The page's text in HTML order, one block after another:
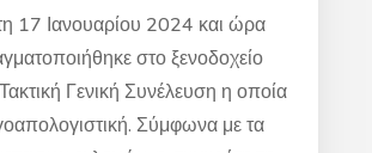
17 Ιανουαρίου 2024 και ώρα
στο ξενοδοχείο
Γενική Συνέλευση η οποία
Σύμφωνα με τα